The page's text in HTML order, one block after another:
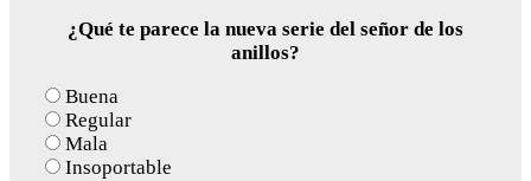
¿Qué te parece la nueva serie del señor de los
anillos?
Buena
Regular
Mala
Insoportable